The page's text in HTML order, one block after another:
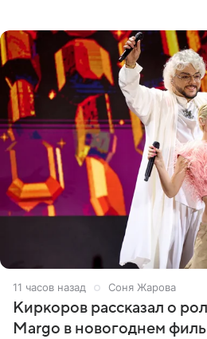
11 часов назад Соня Жарова
Киркоров рассказал о
Margo в новогоднем